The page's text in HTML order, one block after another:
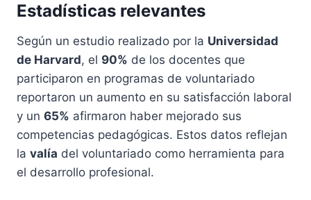
Estadísticas relevantes
Según un estudio realizado por la Universidad
de Harvard, el 90% de los docentes que
participaron en programas de voluntariado
reportaron un aumento en su satisfacción laboral
y un 65% afirmaron haber mejorado sus
competencias pedagógicas. Estos datos reflejan
la valía del voluntariado como herramienta para
el desarrollo profesional.